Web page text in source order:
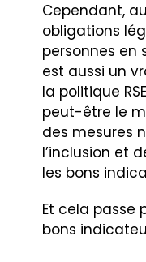
Cependant,
obligations
personnes
est aussi un
la politique
peut-être le
des mesures
l’inclusion et
les bons
Et cela passe
bons